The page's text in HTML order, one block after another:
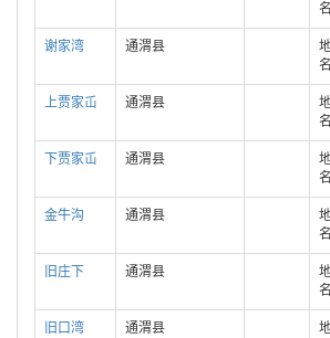
谢家湾 通渭县
上贾家屲 通渭县
下贾家屲 通渭县
金牛沟 通渭县
旧庄下 通渭县
旧口湾 通渭县